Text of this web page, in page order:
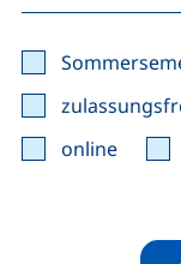
online